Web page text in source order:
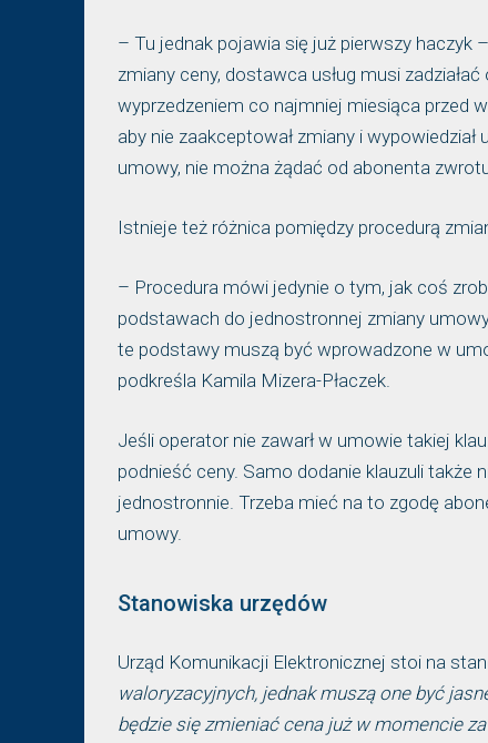
– Tu jednak pojawia się już pierwszy haczyk
zmiany ceny, dostawca usług musi
wyprzedzeniem co najmniej miesiąca przed
aby nie zaakceptował zmiany i
umowy, nie można żądać od abonenta
Istnieje też różnica pomiędzy procedurą
– Procedura mówi jedynie o tym, jak coś
podstawach do jednostronnej zmiany
te podstawy muszą być wprowadzone w
podkreśla Kamila Mizera-Płaczek.
Jeśli operator nie zawarł w umowie takiej
podnieść ceny. Samo dodanie klauzuli
jednostronnie. Trzeba mieć na to zgodę
umowy.
Stanowiska urzędów
Urząd Komunikacji Elektronicznej stoi na
waloryzacyjnych, jednak muszą one być
będzie się zmieniać cena już w momencie